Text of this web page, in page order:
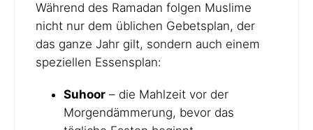
Während des Ramadan folgen Muslime
nicht nur dem üblichen Gebetsplan, der
das ganze Jahr gilt, sondern auch einem
speziellen Essensplan:
Suhoor – die Mahlzeit vor der
Morgendämmerung, bevor das